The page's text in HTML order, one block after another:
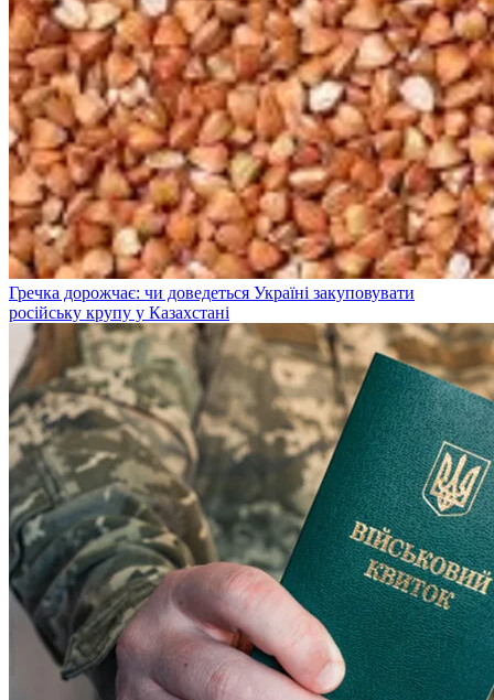
Гречка дорожчає: чи доведеться Україні закуповувати
російську крупу у Казахстані